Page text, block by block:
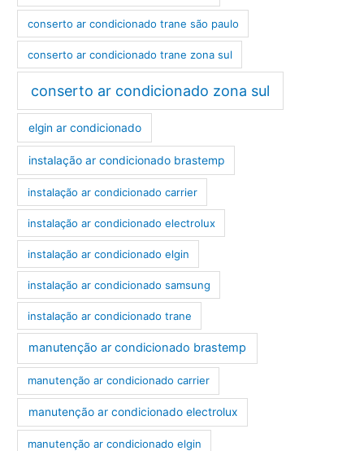
conserto ar condicionado trane são paulo
conserto ar condicionado trane zona sul
conserto ar condicionado zona sul
elgin ar condicionado
instalação ar condicionado brastemp
instalação ar condicionado carrier
instalação ar condicionado electrolux
instalação ar condicionado elgin
instalação ar condicionado samsung
instalação ar condicionado trane
manutenção ar condicionado brastemp
manutenção ar condicionado carrier
manutenção ar condicionado electrolux
manutenção ar condicionado elgin